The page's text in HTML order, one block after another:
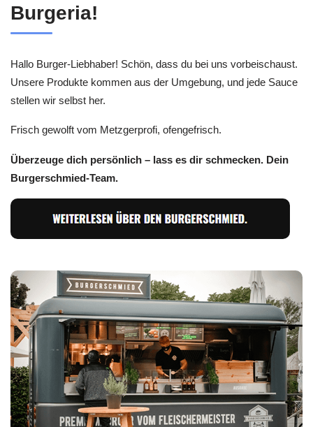
Burgeria!
Hallo Burger-Liebhaber! Schön, dass du bei uns vorbeischaust.
Unsere Produkte kommen aus der Umgebung, und jede Sauce
stellen wir selbst her.
Frisch gewolft vom Metzgerprofi, ofengefrisch.
Überzeuge dich persönlich – lass es dir schmecken. Dein
Burgerschmied-Team.